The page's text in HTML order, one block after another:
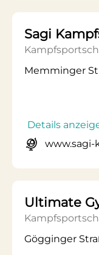
Sagi
Memminger
Details
www.sagi-
Ultimate
Gögginger